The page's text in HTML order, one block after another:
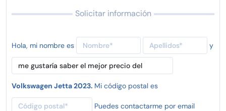
Solicitar información
Hola, mi nombre es y
Volkswagen Jetta 2023. Mi código postal es
Puedes contactarme por email